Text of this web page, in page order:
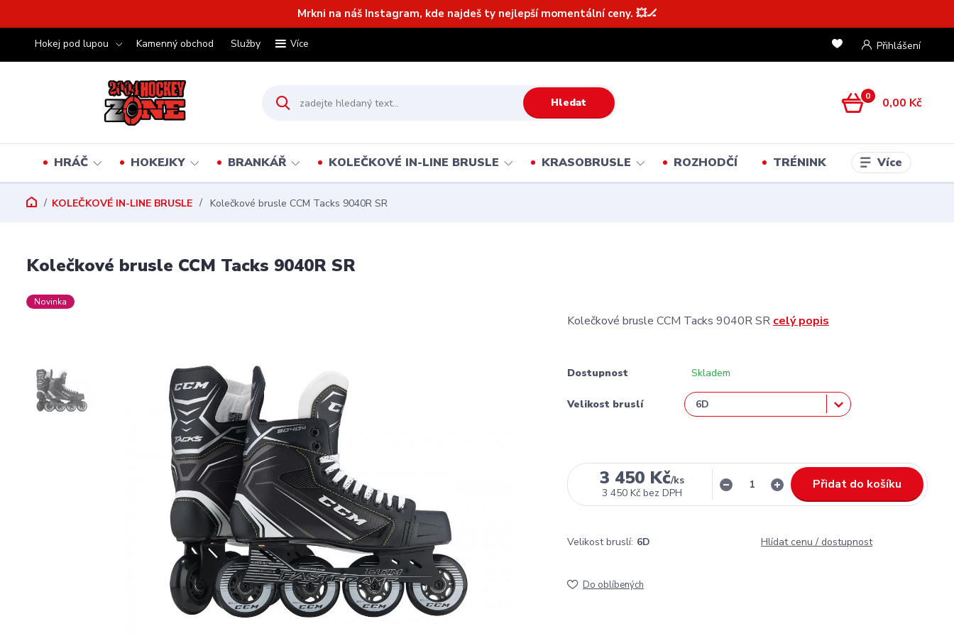
Mrkni na náš Instagram, kde najdeš ty nejlepší momentální ceny. 💥🏒
Hokej pod lupou Kamenný obchod Služby Více Přihlášení
Hledat 0 0,00 Kč
HRÁČ HOKEJKY BRANKÁŘ KOLEČKOVÉ IN-LINE BRUSLE KRASOBRUSLE ROZHODČÍ TRÉNINK Více
KOLEČKOVÉ IN-LINE BRUSLE Kolečkové brusle CCM Tacks 9040R SR
Kolečkové brusle CCM Tacks 9040R SR
Novinka
Kolečkové brusle CCM Tacks 9040R SR celý popis
Dostupnost Skladem
Velikost bruslí
3 450 Kč/ks
3 450 Kč bez DPH
Přidat do košíku
Velikost bruslí: 6D Hlídat cenu / dostupnost
Do oblíbených